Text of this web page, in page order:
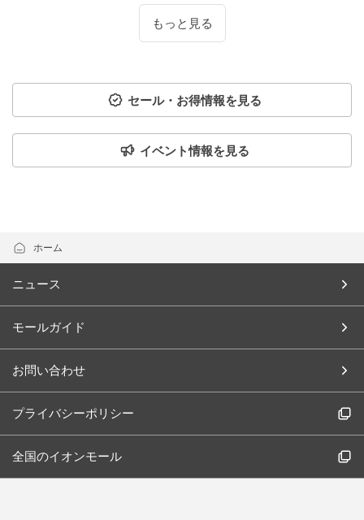
もっと見る
セール・お得情報を見る
イベント情報を見る
ホーム
ニュース
モールガイド
お問い合わせ
プライバシーポリシー
全国のイオンモール